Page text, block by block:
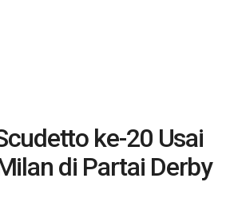
ke-20 Usai
di Partai Derby